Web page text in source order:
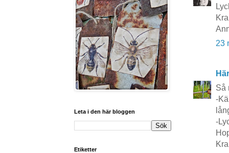
23
Så
-
-
Leta i den här bloggen
Etiketter